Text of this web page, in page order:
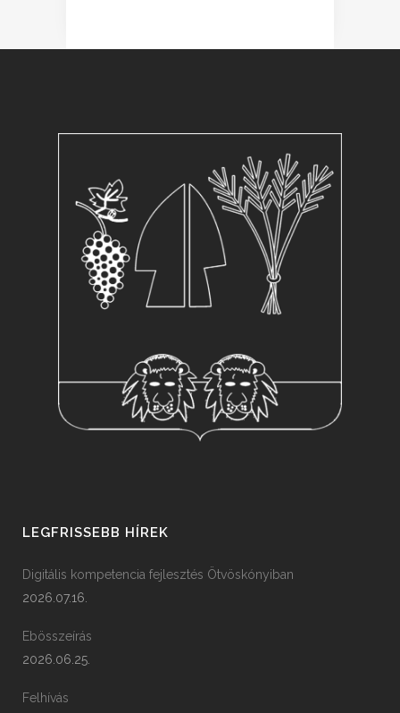
LEGFRISSEBB HÍREK
Digitális kompetencia fejlesztés Ötvöskónyiban
2026.07.16.
Ebösszeírás
2026.06.25.
Felhívás